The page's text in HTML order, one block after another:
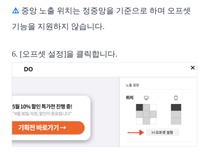
⚠️ 중앙 노출 위치는 정중앙을 기준으로 하며 오프셋
기능을 지원하지 않습니다.
6. [오프셋 설정]을 클릭합니다.